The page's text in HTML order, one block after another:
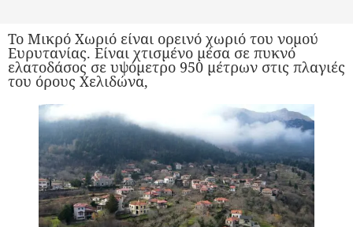
Το Μικρό Χωριό είναι ορεινό χωριό του νομού
Ευρυτανίας. Είναι χτισμένο μέσα σε πυκνό
ελατοδάσος σε υψόμετρο 950 μέτρων στις πλαγιές
του όρους Χελιδώνα,